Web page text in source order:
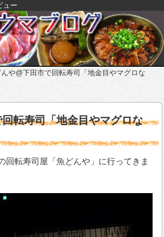
ュー
や@下田市で回転寿司「地金目やマグロな
転寿司「地金目やマグロな
回転寿司屋「魚どんや」に行ってきま